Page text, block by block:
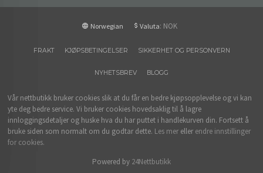
Norwegian Valuta: NOK
FRAKT KJØPSBETINGELSER SIKKERHET OG PERSONVERN
NYHETSBREV BLOGG
Vår nettbutikk bruker cookies slik at du får en bedre kjøpsopplevelse og vi kan
yte deg bedre service. Vi bruker cookies hovedsaklig til å lagre
innloggingsdetaljer og huske hva du har puttet i handlekurven din. Fortsett å
bruke siden som normalt om du godtar dette. Les mer eller endre innstillinger
for cookies.
Powered by 24Nettbutikk